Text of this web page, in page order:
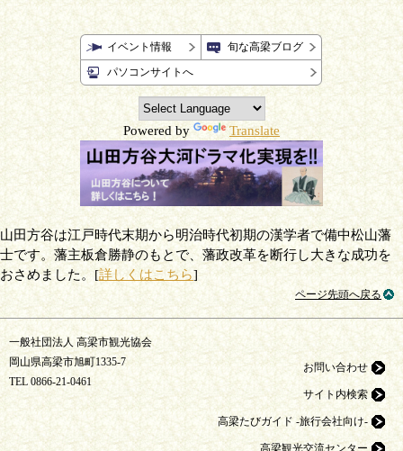
イベント情報
旬な高梁ブログ
パソコンサイトへ
Powered by Translate
山田方谷は江戸時代末期から明治時代初期の漢学者で備中松山藩
士です。藩主板倉勝静のもとで、藩政改革を断行し大きな成功を
おさめました。[詳しくはこちら]
ページ先頭へ戻る
一般社団法人 高梁市観光協会
岡山県高梁市旭町1335-7
TEL 0866-21-0461
お問い合わせ
サイト内検索
高梁たびガイド -旅行会社向け-